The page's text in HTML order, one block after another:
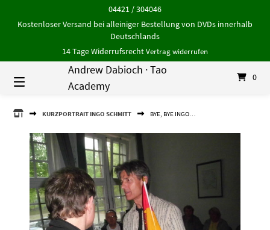
Inhalt
04421 / 304046
Kostenloser Versand bei alleiniger Bestellung von DVDs innerhalb
Deutschlands
14 Tage WiderrufsrechtVertrag widerrufen
Andrew Dabioch · Tao
Academy
0
ANDREW
TAO
ACADEMY
KURZPORTRAIT INGO SCHMITT BYE, BYE INGO…